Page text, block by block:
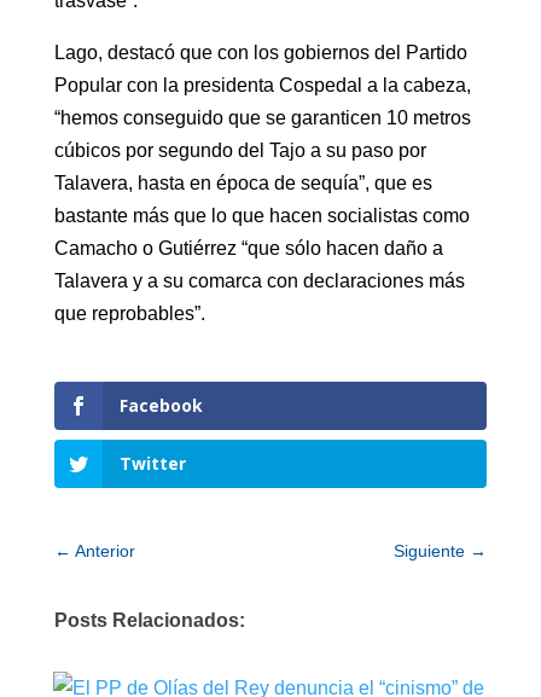
Lago, destacó que con los gobiernos del Partido
Popular con la presidenta Cospedal a la cabeza,
“hemos conseguido que se garanticen 10 metros
cúbicos por segundo del Tajo a su paso por
Talavera, hasta en época de sequía”, que es
bastante más que lo que hacen socialistas como
Camacho o Gutiérrez “que sólo hacen daño a
Talavera y a su comarca con declaraciones más
que reprobables”.
Facebook
Twitter
← Anterior Siguiente →
Posts Relacionados: